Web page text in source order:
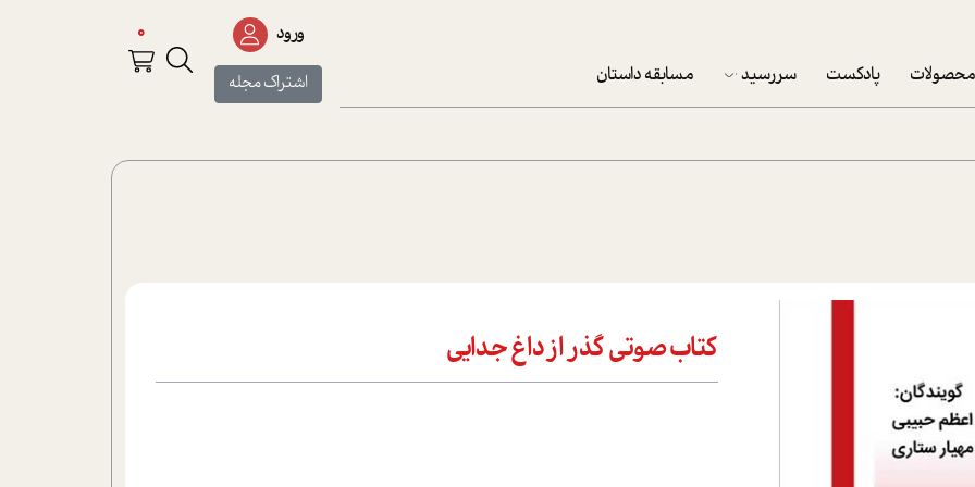
محصولات پادکست سررسید
تقویم دیواری
مسابقه داستان
ورود
اشتراک مجله
0
کتاب صوتی گذر از داغ جدايي